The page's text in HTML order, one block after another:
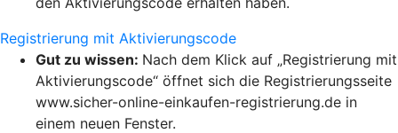
Registrierung mit Aktivierungscode
Gut zu wissen: Nach dem Klick auf „Registrierung mit
Aktivierungscode“ öffnet sich die Registrierungsseite
www.sicher-online-einkaufen-registrierung.de in
einem neuen Fenster.